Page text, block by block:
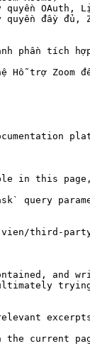
phần tích
trợ Zoom
this page,
query
third-
and
the